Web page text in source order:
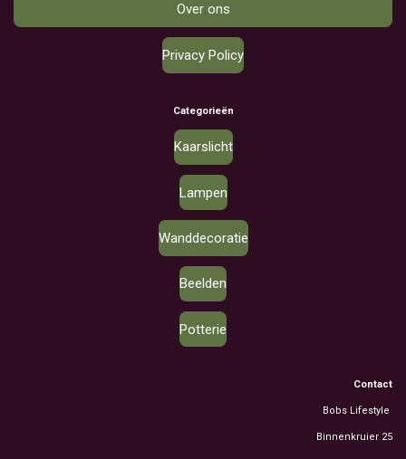
Over ons
Privacy Policy
Categorieën
Kaarslicht
Lampen
Wanddecoratie
Beelden
Potterie
Contact
Bobs Lifestyle
Binnenkruier 25